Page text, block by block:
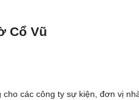
Cổ Vũ
các công ty sự kiện, đơn vị